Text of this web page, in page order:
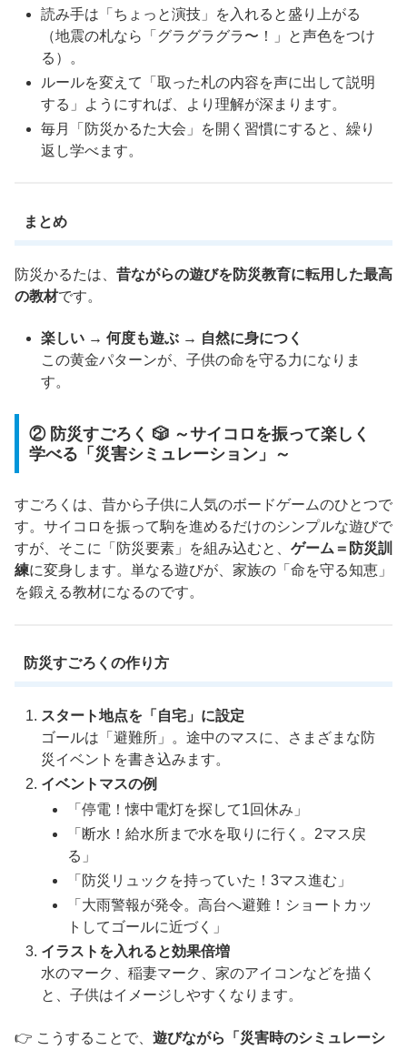
読み手は「ちょっと演技」を入れると盛り上がる
（地震の札なら「グラグラグラ〜！」と声色をつけ
る）。
ルールを変えて「取った札の内容を声に出して説明
する」ようにすれば、より理解が深まります。
毎月「防災かるた大会」を開く習慣にすると、繰り
返し学べます。
まとめ
防災かるたは、 昔ながらの遊びを防災教育に転用した最高
の教材です。
楽しい → 何度も遊ぶ → 自然に身につく
この黄金パターンが、子供の命を守る力になりま
す。
② 防災すごろく 🎲 ～サイコロを振って楽しく
学べる「災害シミュレーション」～
すごろくは、昔から子供に人気のボードゲームのひとつで
す。サイコロを振って駒を進めるだけのシンプルな遊びで
すが、そこに「防災要素」を組み込むと、 ゲーム＝防災訓
練に変身します。単なる遊びが、家族の「命を守る知恵」
を鍛える教材になるのです。
防災すごろくの作り方
スタート地点を「自宅」に設定
ゴールは「避難所」。途中のマスに、さまざまな防
災イベントを書き込みます。
イベントマスの例
「停電！懐中電灯を探して1回休み」
「断水！給水所まで水を取りに行く。2マス戻
る」
「防災リュックを持っていた！3マス進む」
「大雨警報が発令。高台へ避難！ショートカッ
トしてゴールに近づく」
イラストを入れると効果倍増
水のマーク、稲妻マーク、家のアイコンなどを描く
と、子供はイメージしやすくなります。
👉 こうすることで、 遊びながら「災害時のシミュレーシ